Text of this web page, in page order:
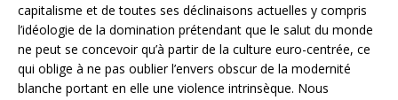
capitalisme et de toutes ses déclinaisons actuelles y compris
l’idéologie de la domination prétendant que le salut du monde
ne peut se concevoir qu’à partir de la culture euro-centrée, ce
qui oblige à ne pas oublier l’envers obscur de la modernité
blanche portant en elle une violence intrinsèque. Nous